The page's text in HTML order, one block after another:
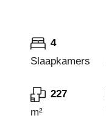
4
Slaapkamers
227
m²